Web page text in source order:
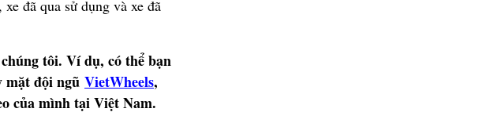
xe đã qua sửdụng và xe đã
tôi. Ví dụ, có thểbạn
mặtđội ngũ VietWheels,
của mình tại Việt Nam.